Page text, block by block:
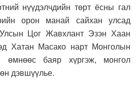
нүүдэлчдийн төрт ёсны гал
орон манай сайхан улсад
Цог Жавхлант Эзэн Хаан
Хатан Масако нарт Монголын
өмнөөс баяр хүргэж, монгол
дэвшүүлье.